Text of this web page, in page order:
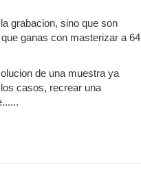
grabacion, sino que son
ganas con masterizar a 64
de una muestra ya
casos, recrear una